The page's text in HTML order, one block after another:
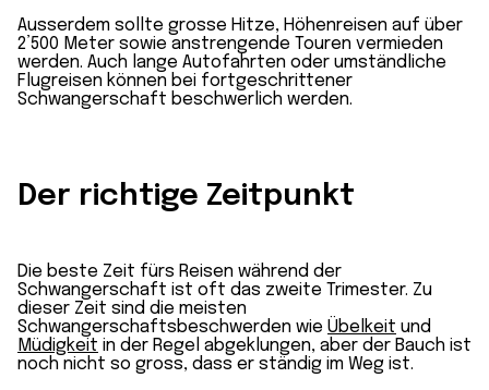
Ausserdem sollte grosse Hitze, Höhenreisen auf über
2’500 Meter sowie anstrengende Touren vermieden
werden. Auch lange Autofahrten oder umständliche
Flugreisen können bei fortgeschrittener
Schwangerschaft beschwerlich werden.
Der richtige Zeitpunkt
Die beste Zeit fürs Reisen während der
Schwangerschaft ist oft das zweite Trimester. Zu
dieser Zeit sind die meisten
Schwangerschaftsbeschwerden wie Übelkeit und
Müdigkeit in der Regel abgeklungen, aber der Bauch ist
noch nicht so gross, dass er ständig im Weg ist.